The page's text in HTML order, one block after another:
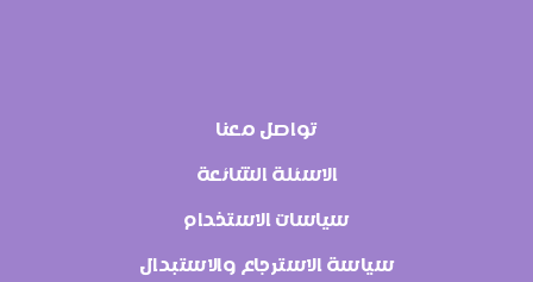
تواصل معنا
الاسئلة الشائعة
سياسات الاستخدام
سياسة الاسترجاع والاستبدال